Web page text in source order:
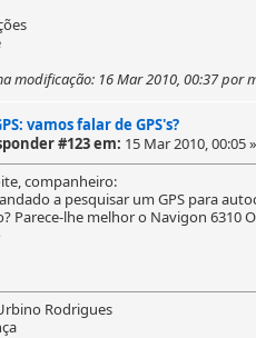
modificação: 16 Mar 2010, 00:37 por
vamos falar de GPS's?
#123 em: 15 Mar 2010, 00:05 »
companheiro:
a pesquisar um GPS para
Parece-lhe melhor o Navigon 6310
Rodrigues